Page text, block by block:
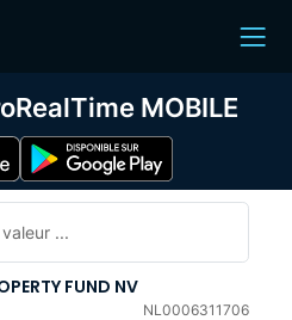
...
FUND NV
NL0006311706
MOBILE